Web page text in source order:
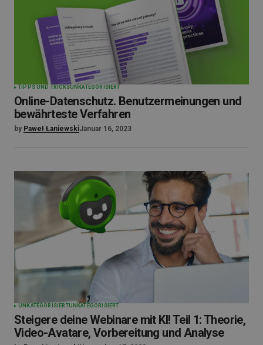
TIPPS UND TRICKSUNKATEGORISIERT
Online-Datenschutz. Benutzermeinungen und
bewährteste Verfahren
by Paweł ŁaniewskiJanuar 16, 2023
UNKATEGORISIERTUNKATEGORISIERT
Steigere deine Webinare mit KI! Teil 1: Theorie,
Video-Avatare, Vorbereitung und Analyse